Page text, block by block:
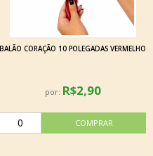
BALÃO CORAÇÃO 10 POLEGADAS VERMELHO
por: R$2,90